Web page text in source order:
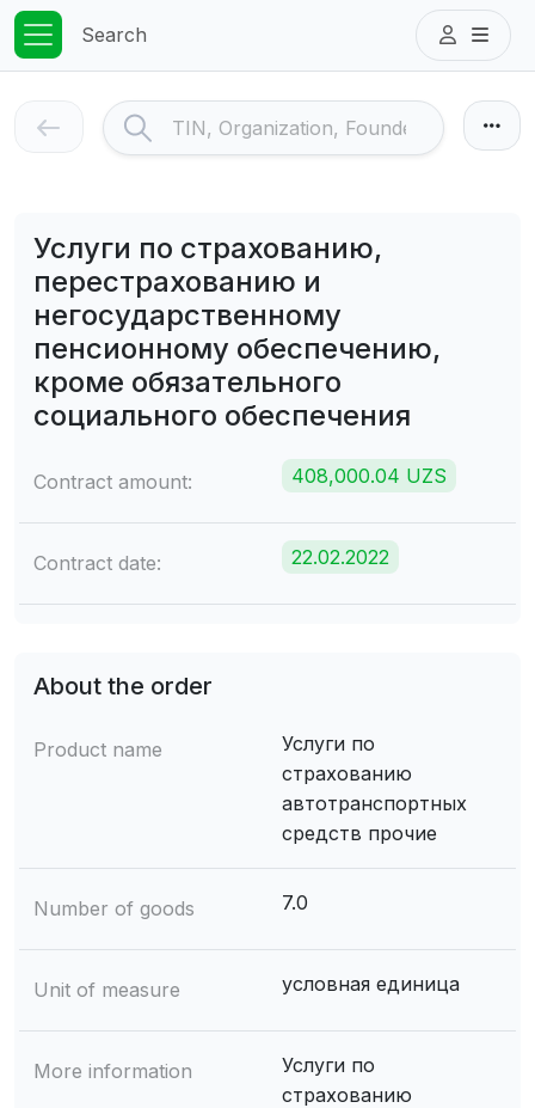
Search
Услуги по страхованию,
перестрахованию и
негосударственному
пенсионному обеспечению,
кроме обязательного
социального обеспечения
Contract amount: 408,000.04 UZS
Contract date: 22.02.2022
About the order
Product name
Услуги по
страхованию
автотранспортных
средств прочие
Number of goods 7.0
Unit of measure условная единица
More information
Услуги по
страхованию